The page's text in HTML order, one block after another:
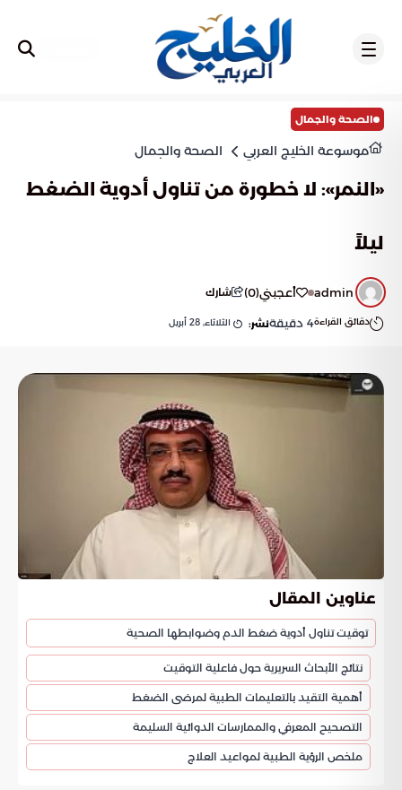
الصحة والجمال
موسوعة الخليج العربي الصحة والجمال
«النمر»: لا خطورة من تناول أدوية الضغط
ليلاً
admin أعجبني(
0
) شارك
دقائق القراءة4 دقيقةنشر: الثلاثاء, 28 أبريل
عناوين المقال
توقيت تناول أدوية ضغط الدم وضوابطها الصحية
نتائج الأبحاث السريرية حول فاعلية التوقيت
أهمية التقيد بالتعليمات الطبية لمرضى الضغط
التصحيح المعرفي والممارسات الدوائية السليمة
ملخص الرؤية الطبية لمواعيد العلاج